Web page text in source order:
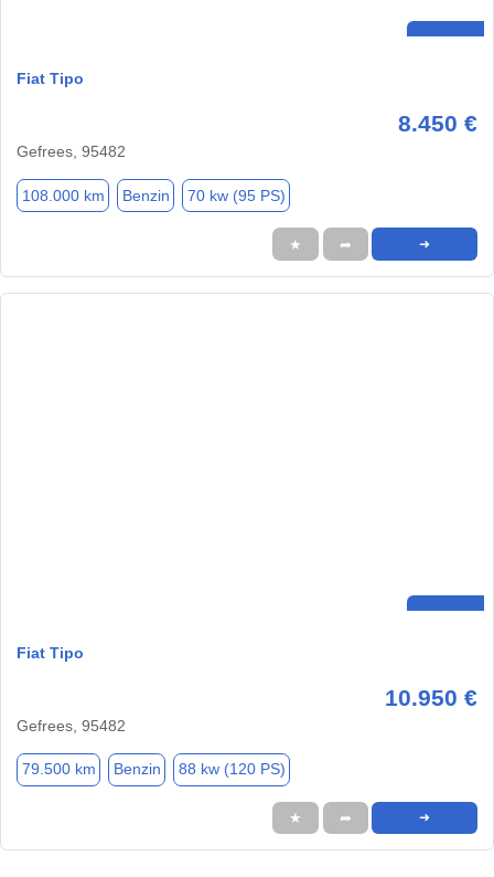
Fiat Tipo
8.450 €
Gefrees, 95482
108.000 km Benzin 70 kw (95 PS)
★ ➦ ➜
Fiat Tipo
10.950 €
Gefrees, 95482
79.500 km Benzin 88 kw (120 PS)
★ ➦ ➜